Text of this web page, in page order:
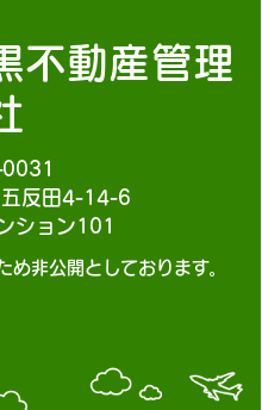
不動産管理
五反田4-14-6
ション101
非公開としております。